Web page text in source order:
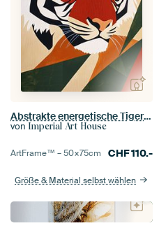
Abstrakte energetische Tigerkunst
von Imperial Art House
ArtFrame™ –50×75cm CHF110.-
Größe & Material selbst wählen